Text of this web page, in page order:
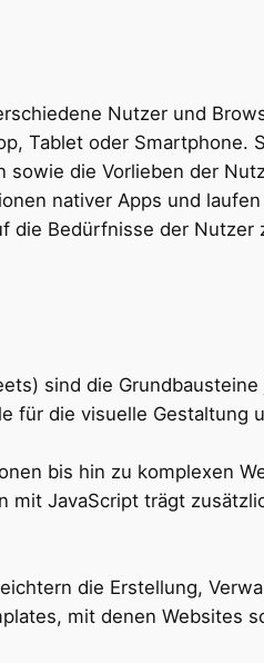
Nutzer und
Tablet oder
die Vorlieben der
nativer Apps und
die Bedürfnisse der Nutzer
sind die
für die visuelle Gestaltung
bis hin zu komplexen
JavaScript trägt
die Erstellung,
mit denen Websites